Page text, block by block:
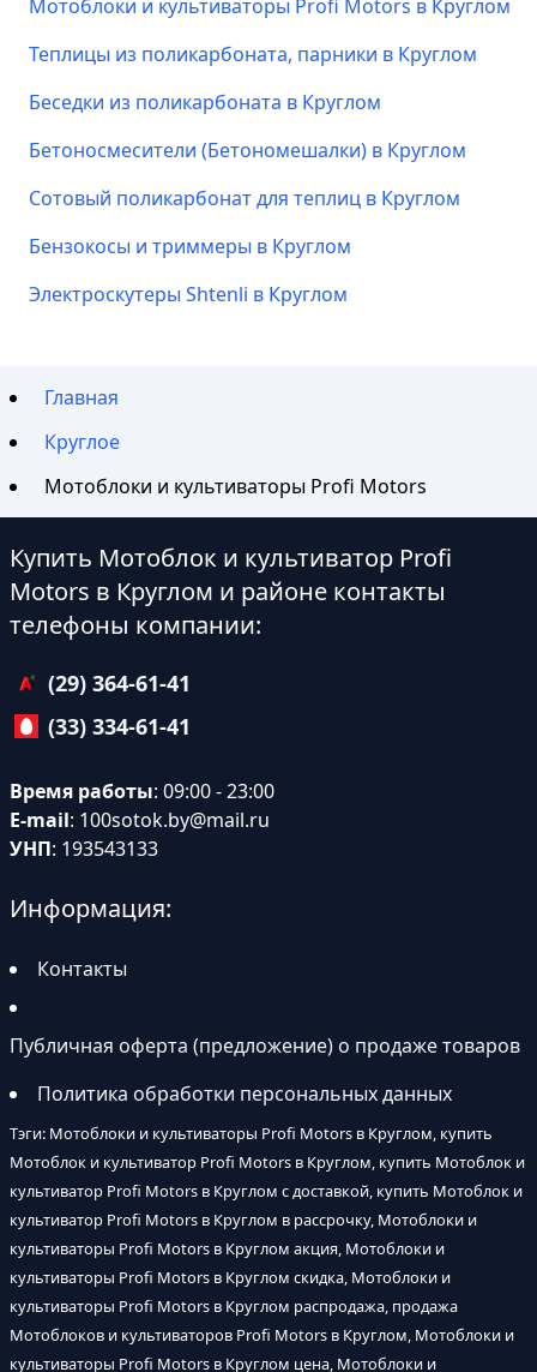
Мотоблоки и культиваторы Profi Motors в Круглом
Теплицы из поликарбоната, парники в Круглом
Беседки из поликарбоната в Круглом
Бетоносмесители (Бетономешалки) в Круглом
Сотовый поликарбонат для теплиц в Круглом
Бензокосы и триммеры в Круглом
Электроскутеры Shtenli в Круглом
Главная
Круглое
Мотоблоки и культиваторы Profi Motors
Купить Мотоблок и культиватор Profi
Motors в Круглом и районе контакты
телефоны компании:
(29) 364-61-41
(33) 334-61-41
Время работы: 09:00 - 23:00
E-mail: 100sotok.by@mail.ru
УНП: 193543133
Информация:
Контакты
Публичная оферта (предложение) о продаже товаров
Политика обработки персональных данных
Тэги: Мотоблоки и культиваторы Profi Motors в Круглом, купить
Мотоблок и культиватор Profi Motors в Круглом, купить Мотоблок и
культиватор Profi Motors в Круглом с доставкой, купить Мотоблок и
культиватор Profi Motors в Круглом в рассрочку, Мотоблоки и
культиваторы Profi Motors в Круглом акция, Мотоблоки и
культиваторы Profi Motors в Круглом скидка, Мотоблоки и
культиваторы Profi Motors в Круглом распродажа, продажа
Мотоблоков и культиваторов Profi Motors в Круглом, Мотоблоки и
культиваторы Profi Motors в Круглом цена, Мотоблоки и